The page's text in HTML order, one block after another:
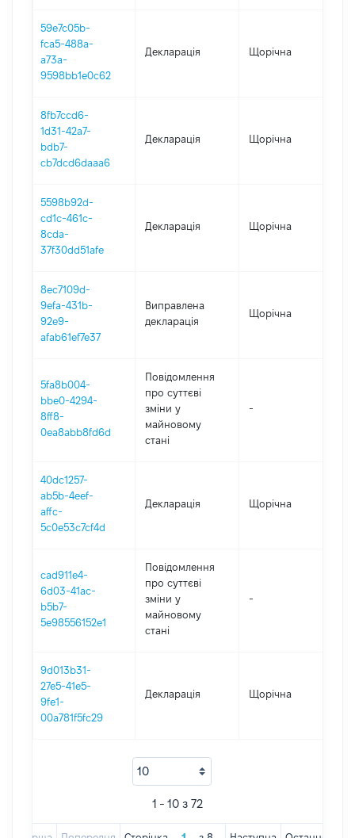
59e7c05b-
fca5-488a-
a73a-
9598bb1e0c62
Декларація Щорічна
8fb7ccd6-
1d31-42a7-
bdb7-
cb7dcd6daaa6
Декларація Щорічна
5598b92d-
cd1c-461c-
8cda-
37f30dd51afe
Декларація Щорічна
8ec7109d-
9efa-431b-
92e9-
afab61ef7e37
Виправлена
декларація
Щорічна
5fa8b004-
bbe0-4294-
8ff8-
0ea8abb8fd6d
Повідомлення
про суттєві
зміни y
майновому
стані
-
40dc1257-
ab5b-4eef-
affc-
5c0e53c7cf4d
Декларація Щорічна
cad911e4-
6d03-41ac-
b5b7-
5e98556152e1
Повідомлення
про суттєві
зміни y
майновому
стані
-
9d013b31-
27e5-41e5-
9fe1-
00a781f5fc29
Декларація Щорічна
1 - 10 з 72